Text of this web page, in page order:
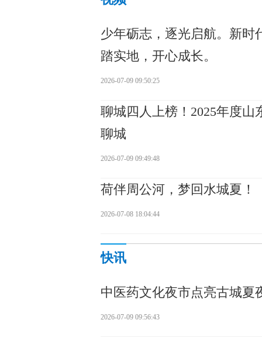
少年砺志，逐光启航。新时
踏实地，开心成长。
2026-07-09 09:50:25
聊城四人上榜！2025年度
聊城
2026-07-09 09:49:48
荷伴周公河，梦回水城夏！
2026-07-08 18:04:44
快讯
中医药文化夜市点亮古城夏
2026-07-09 09:56:43